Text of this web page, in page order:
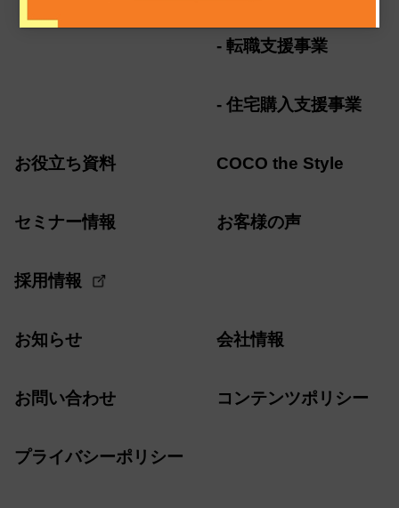
転職支援事業
住宅購入支援事業
お役立ち資料 COCO the Style
セミナー情報 お客様の声
採用情報
お知らせ 会社情報
お問い合わせ コンテンツポリシー
プライバシーポリシー